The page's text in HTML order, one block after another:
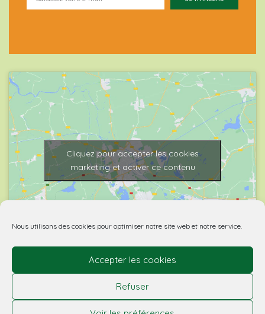
Nous utilisons des cookies pour optimiser notre site web et notre service.
Accepter les cookies
Refuser
Cliquez pour accepter les cookies
marketing et activer ce contenu
© 2026 Biovino | made with by Agence Spritz.
L’abus d’alcool est dangereux pour la santé. À boire